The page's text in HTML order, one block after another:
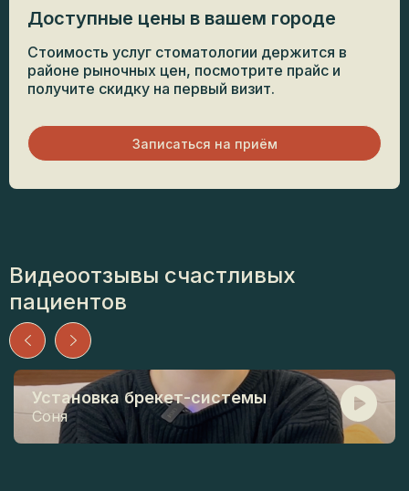
Доступные цены в вашем городе
Стоимость услуг стоматологии держится в
районе рыночных цен, посмотрите прайс и
получите скидку на первый визит.
Записаться на приём
Видеоотзывы счастливых
пациентов
Установка брекет-системы
Соня